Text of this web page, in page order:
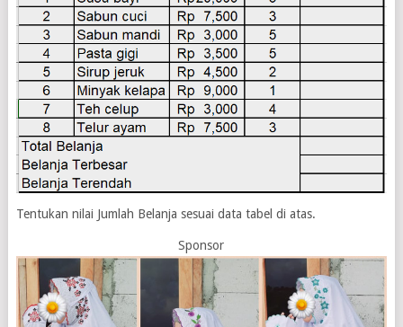
Tentukan nilai Jumlah Belanja sesuai data tabel di atas.
Sponsor